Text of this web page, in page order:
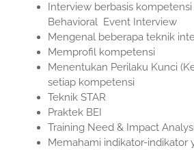
Interview berbasis
Behavioral Event Interview
Mengenal beberapa teknik
Memprofil kompetensi
Menentukan Perilaku Kunci
setiap kompetensi
Teknik STAR
Praktek BEI
Training Need & Impact
Memahami indikator-indikator